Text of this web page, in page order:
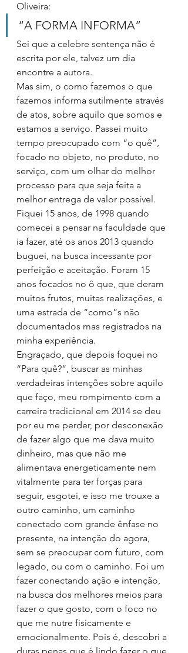
Oliveira:
“A FORMA INFORMA”
Sei que a celebre sentença não é
escrita por ele, talvez um dia
encontre a autora.
Mas sim, o como fazemos o que
fazemos informa sutilmente através
de atos, sobre aquilo que somos e
estamos a serviço. Passei muito
tempo preocupado com “o quê”,
focado no objeto, no produto, no
serviço, com um olhar do melhor
processo para que seja feita a
melhor entrega de valor possível.
Fiquei 15 anos, de 1998 quando
comecei a pensar na faculdade que
ia fazer, até os anos 2013 quando
buguei, na busca incessante por
perfeição e aceitação. Foram 15
anos focados no ô que, que deram
muitos frutos, muitas realizações, e
uma estrada de “como”s não
documentados mas registrados na
minha experiência.
Engraçado, que depois foquei no
“Para quê?”, buscar as minhas
verdadeiras intenções sobre aquilo
que faço, meu rompimento com a
carreira tradicional em 2014 se deu
por eu me perder, por desconexão
de fazer algo que me dava muito
dinheiro, mas que não me
alimentava energeticamente nem
vitalmente para ter forças para
seguir, esgotei, e isso me trouxe a
outro caminho, um caminho
conectado com grande ênfase no
presente, na intenção do agora,
sem se preocupar com futuro, com
legado, ou com o caminho. Foi um
fazer conectando ação e intenção,
na busca dos melhores meios para
fazer o que gosto, com o foco no
que me nutre fisicamente e
emocionalmente. Pois é, descobri a